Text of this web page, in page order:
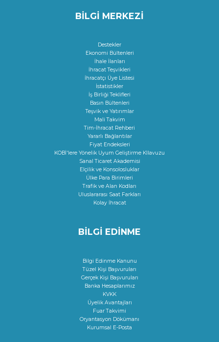
BİLGİ MERKEZİ
Destekler
Ekonomi Bültenleri
İhale İlanları
İhracat Teşvikleri
İhracatçı Üye Listesi
İstatistikler
İş Birliği Teklifleri
Basın Bültenleri
Teşvik ve Yatırımlar
Mali Takvim
Tim-İhracat Rehberi
Yararlı Bağlantılar
Fiyat Endeksleri
KOBİ'lere Yönelik Uyum Geliştirme KIlavuzu
Sanal Ticaret Akademisi
Elçilik ve Konsolosluklar
Ülke Para Birimleri
Trafik ve Alan Kodları
Uluslararası Saat Farkları
Kolay İhracat
BİLGİ EDİNME
Bilgi Edinme Kanunu
Tüzel Kişi Başvuruları
Gerçek Kişi Başvuruları
Banka Hesaplarımız
KVKK
Üyelik Avantajları
Fuar Takvimi
Oryantasyon Dökümanı
Kurumsal E-Posta